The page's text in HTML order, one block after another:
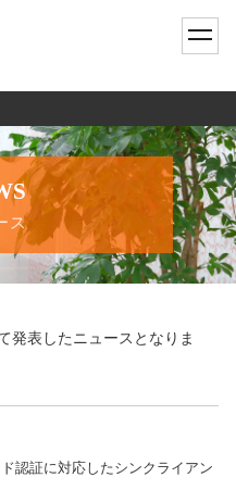
toggle
ス
発表したニュースとなりま
認証に対応したシンクライアン